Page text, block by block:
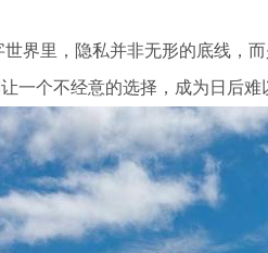
世界里，隐私并非无形的底线，
一个不经意的选择，成为日后难